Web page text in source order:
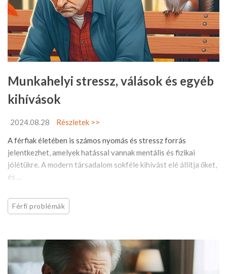
Munkahelyi stressz, válások és egyéb
kihívások
2024.08.28
Részletek >>
A férfiak életében is számos nyomás és stressz forrás
jelentkezhet, amelyek hatással vannak mentális és fizikai
jólétükre. A modern társadalom sokféle kihívást elé állítja őket,
és ...
Férfi problémák